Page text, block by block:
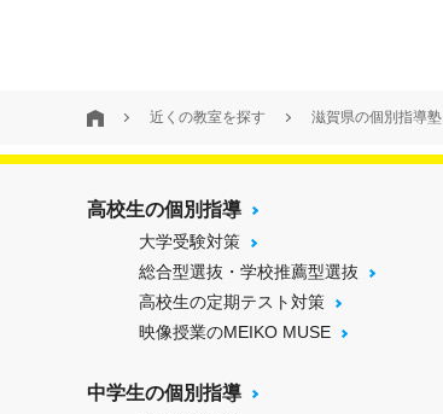
近くの教室を探す 滋賀県の個別指導塾
高校生の個別指導
大学受験対策
総合型選抜・学校推薦型選抜
高校生の定期テスト対策
映像授業のMEIKO MUSE
中学生の個別指導